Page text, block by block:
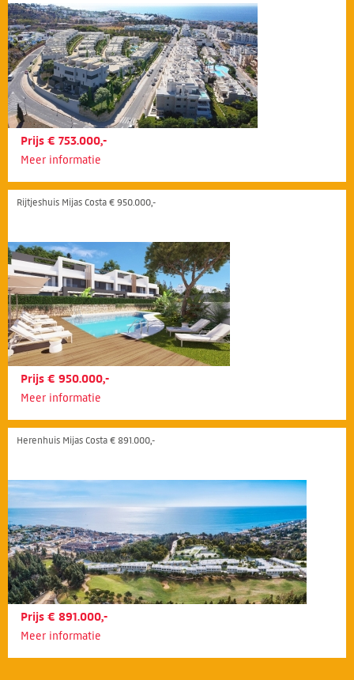
Prijs € 753.000,-
Meer informatie
Rijtjeshuis Mijas Costa € 950.000,-
Prijs € 950.000,-
Meer informatie
Herenhuis Mijas Costa € 891.000,-
Prijs € 891.000,-
Meer informatie